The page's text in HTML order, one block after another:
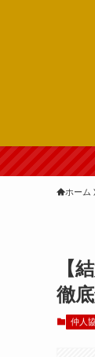
ホーム
【
徹
仲人